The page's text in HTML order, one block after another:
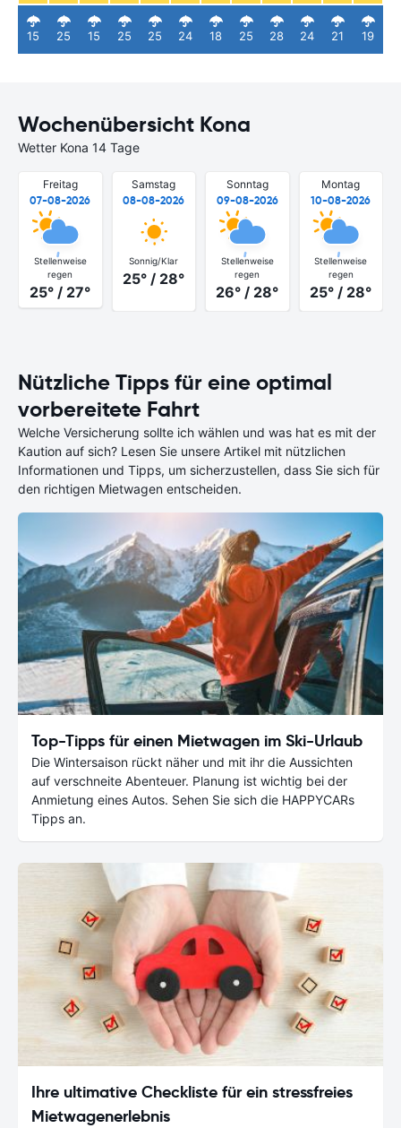
15 25 15 25 25 24 18 25 28 24 21 19
Wochenübersicht Kona
Wetter Kona 14 Tage
Freitag
07-08-2026
Stellenweise
regen
25° / 27°
Samstag
08-08-2026
Sonnig/Klar
25° / 28°
Sonntag
09-08-2026
Stellenweise
regen
26° / 28°
Montag
10-08-2026
Stellenweise
regen
25° / 28°
Nützliche Tipps für eine optimal
vorbereitete Fahrt
Welche Versicherung sollte ich wählen und was hat es mit der
Kaution auf sich? Lesen Sie unsere Artikel mit nützlichen
Informationen und Tipps, um sicherzustellen, dass Sie sich für
den richtigen Mietwagen entscheiden.
Top-Tipps für einen Mietwagen im Ski-Urlaub
Die Wintersaison rückt näher und mit ihr die Aussichten
auf verschneite Abenteuer. Planung ist wichtig bei der
Anmietung eines Autos. Sehen Sie sich die HAPPYCARs
Tipps an.
Ihre ultimative Checkliste für ein stressfreies
Mietwagenerlebnis